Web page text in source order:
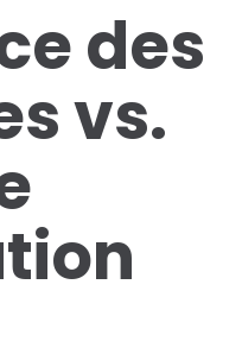
des
vs.